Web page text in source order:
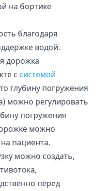
на бортике
благодаря
водой.
дорожка
с системой
глубину погружения
можно регулировать
погружения
можно
пациента.
можно создать,
перед